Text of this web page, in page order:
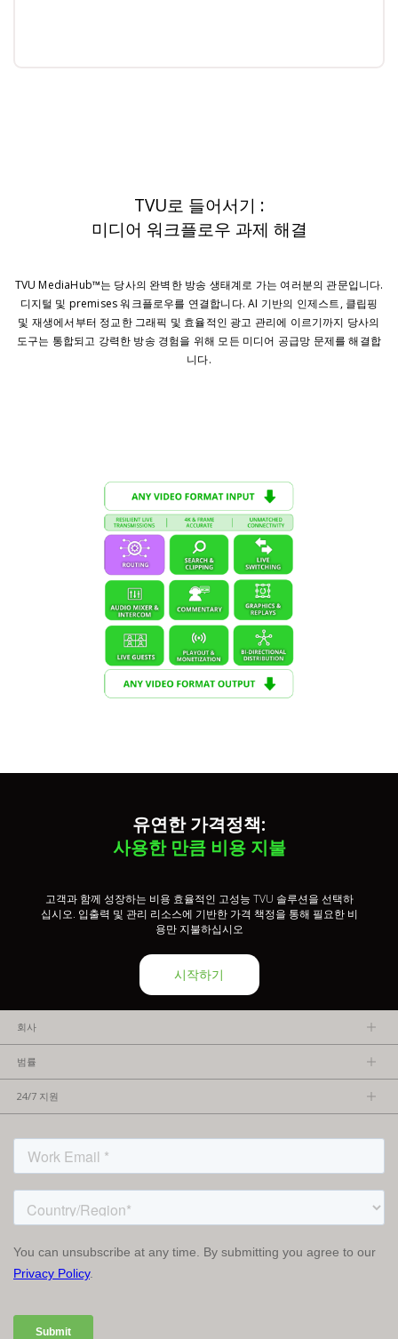
TVU로 들어서기 :
미디어 워크플로우 과제 해결
TVU MediaHub™는 당사의 완벽한 방송 생태계로 가는 여러분의 관문입니다.
디지털 및 premises 워크플로우를 연결합니다. AI 기반의 인제스트, 클립핑
및 재생에서부터 정교한 그래픽 및 효율적인 광고 관리에 이르기까지 당사의
도구는 통합되고 강력한 방송 경험을 위해 모든 미디어 공급망 문제를 해결합
니다.
유연한 가격정책:
사용한 만큼 비용 지불
고객과 함께 성장하는 비용 효율적인 고성능 TVU 솔루션을 선택하
십시오. 입출력 및 관리 리소스에 기반한 가격 책정을 통해 필요한 비
용만 지불하십시오
시작하기
회사
채용 정보
파트너가 되기
범률
허가를 받은 내용
24/7 지원
연락처
자주 묻는 질문들